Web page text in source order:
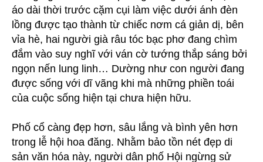
áo dài thời trước cặm cụi làm việc dưới ánh đèn
lồng được tạo thành từ chiếc nơm cá giản dị, bên
vỉa hè, hai người già râu tóc bạc phơ đang chìm
đắm vào suy nghĩ với ván cờ tướng thắp sáng bởi
ngọn nến lung linh… Dường như con người đang
được sống với dĩ vãng khi mà những phiền toái
của cuộc sống hiện tại chưa hiện hữu.
Phố cổ càng đẹp hơn, sâu lắng và bình yên hơn
trong lễ hội hoa đăng. Nhằm bảo tồn nét đẹp di
sản văn hóa này, người dân phố Hội ngừng sử